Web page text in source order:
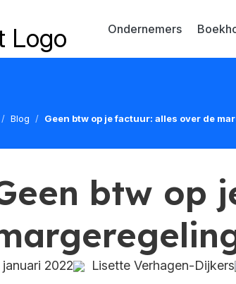
Ondernemers
Blog Geen btw op je factuur: alles over de
btw op
januari 2022 Lisette Verhagen-Dijkers